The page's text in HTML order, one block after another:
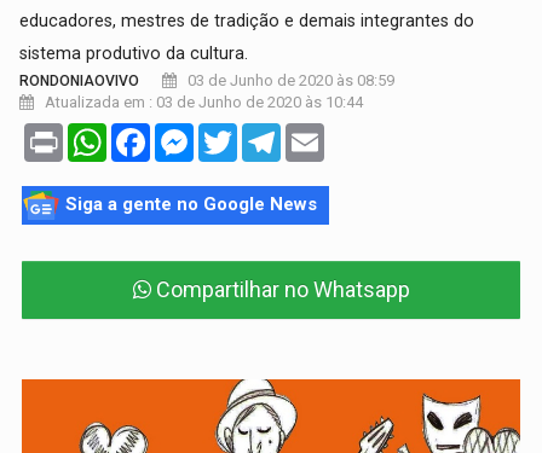
educadores, mestres de tradição e demais integrantes do
sistema produtivo da cultura.
RONDONIAOVIVO
03 de Junho de 2020 às 08:59
Atualizada em : 03 de Junho de 2020 às 10:44
Print WhatsAppFacebookMessenger
TwitterTelegram
Siga a gente no Google News
Compartilhar no Whatsapp